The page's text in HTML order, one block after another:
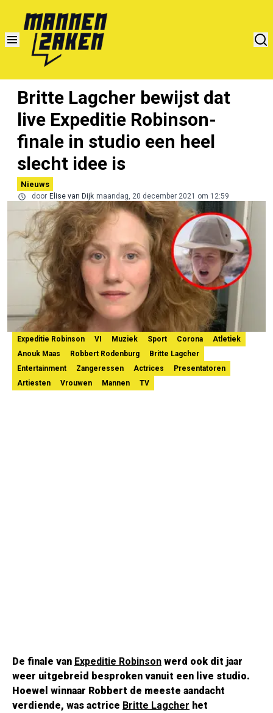
Britte Lagcher bewijst dat
live Expeditie Robinson-
finale in studio een heel
slecht idee is
Nieuws
door Elise van Dijk maandag, 20 december 2021 om 12:59
Expeditie Robinson VI Muziek Sport Corona
Atletiek
Anouk Maas
Robbert Rodenburg
Britte Lagcher
Entertainment
Zangeressen Actrices
Presentatoren
Artiesten
Vrouwen Mannen TV
De finale van Expeditie Robinson werd ook dit jaar
weer uitgebreid besproken vanuit een live studio.
Hoewel winnaar Robbert de meeste aandacht
verdiende, was actrice Britte Lagcher het